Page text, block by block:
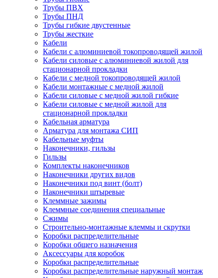
Трубы ПВХ
Трубы ПНД
Трубы гибкие двустенные
Трубы жесткие
Кабели
Кабели с алюминиевой токопроводящей жилой
Кабели силовые с алюминиевой жилой для
стационарной прокладки
Кабели с медной токопроводящей жилой
Кабели монтажные с медной жилой
Кабели силовые с медной жилой гибкие
Кабели силовые с медной жилой для
стационарной прокладки
Кабельная арматура
Арматура для монтажа СИП
Кабельные муфты
Наконечники, гильзы
Гильзы
Комплекты наконечников
Наконечники других видов
Наконечники под винт (болт)
Наконечники штыревые
Клеммные зажимы
Клеммные соединения специальные
Сжимы
Строительно-монтажные клеммы и скрутки
Коробки распределительные
Коробки общего назначения
Аксессуары для коробок
Коробки распределительные
Коробки распределительные наружный монтаж